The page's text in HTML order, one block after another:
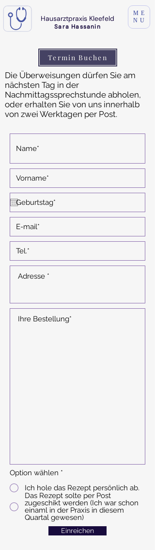
ME
NU
Hausarztpraxis Kleefeld
Sara Hassanin
Termin Buchen
Die Überweisungen dürfen Sie am
nächsten Tag in der
Nachmittagssprechstunde abholen,
oder erhalten Sie von uns innerhalb
von zwei Werktagen per Post.
Option wählen *
Ich hole das Rezept persönlich ab.
Das Rezept solte per Post
zugeschikt werden (Ich war schon
einaml in der Praxis in diesem
Quartal gewesen)
Einreichen